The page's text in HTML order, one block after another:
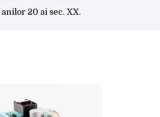
20 ai sec. XX.